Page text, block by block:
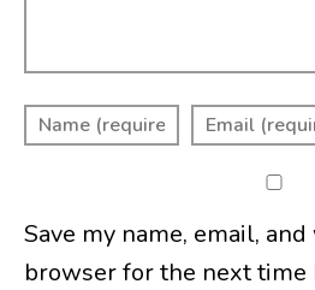
Save my name, email,
browser for the next time